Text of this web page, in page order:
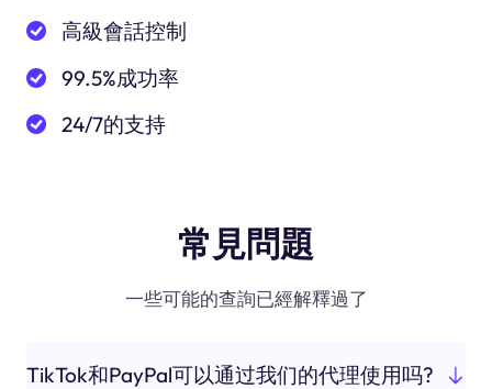
高級會話控制
99.5%成功率
24/7的支持
常見問題
一些可能的查詢已經解釋過了
TikTok和PayPal可以通过我们的代理使用吗?